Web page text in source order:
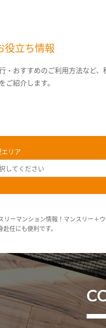
役立ち情報
・おすすめのご利用方法など、
ご紹介します。
リア
ーマンション情報！マンスリー
任にも便利です。